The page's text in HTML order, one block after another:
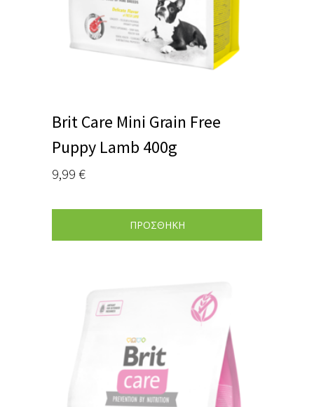
Brit Care Mini Grain Free
Puppy Lamb 400g
9,99 €
ΠΡΟΣΘΗΚΗ